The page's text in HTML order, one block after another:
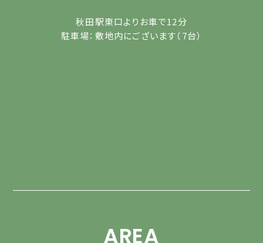
秋田駅東口よりお車で12分
駐車場：敷地内にございます（7台）
AREA